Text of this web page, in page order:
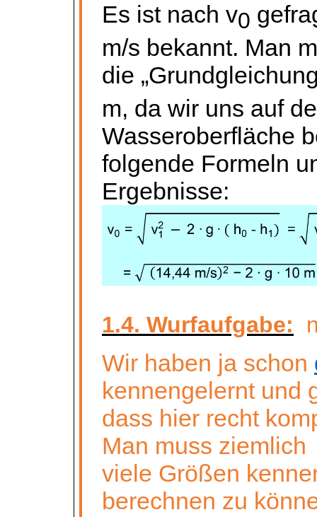
Es ist nach v0
m/s bekannt. Man
die
m, da wir uns auf
Wasseroberfläche
folgende Formeln
Ergebnisse:
1.4. Wurfaufgabe:
Wir haben ja schon
kennengelernt und
dass hier recht
Man muss ziemlich
viele Größen
berechnen zu